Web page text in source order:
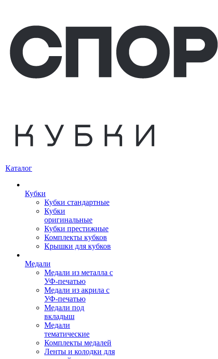
Каталог
Кубки
Кубки стандартные
Кубки
оригинальные
Кубки престижные
Комплекты кубков
Крышки для кубков
Медали
Медали из металла с
УФ-печатью
Медали из акрила с
УФ-печатью
Медали под
вкладыш
Медали
тематические
Комплекты медалей
Ленты и колодки для